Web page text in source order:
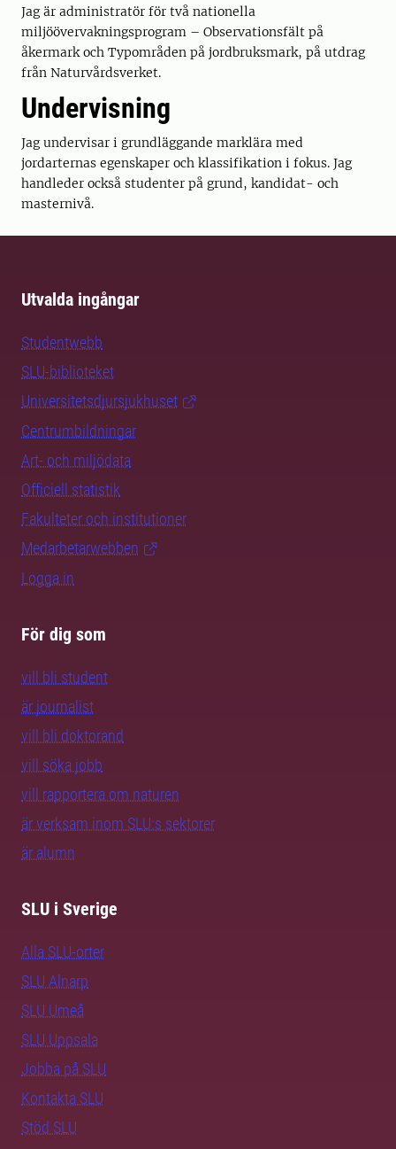
Jag är administratör för två nationella
miljöövervakningsprogram – Observationsfält på
åkermark och Typområden på jordbruksmark, på utdrag
från Naturvårdsverket.
Undervisning
Jag undervisar i grundläggande marklära med
jordarternas egenskaper och klassifikation i fokus. Jag
handleder också studenter på grund, kandidat- och
masternivå.
Utvalda ingångar
Studentwebb
SLU-biblioteket
Universitetsdjursjukhuset
Centrumbildningar
Art- och miljödata
Officiell statistik
Fakulteter och institutioner
Medarbetarwebben
Logga in
För dig som
vill bli student
är journalist
vill bli doktorand
vill söka jobb
vill rapportera om naturen
är verksam inom SLU:s sektorer
är alumn
SLU i Sverige
Alla SLU-orter
SLU Alnarp
SLU Umeå
SLU Uppsala
Jobba på SLU
Kontakta SLU
Stöd SLU